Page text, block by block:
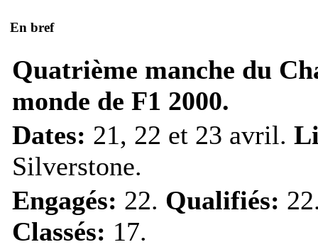
En bref
Quatrième manche du
monde de F1 2000.
Dates: 21, 22 et 23 avril.
Silverstone.
Engagés: 22. Qualifiés:
Classés: 17.